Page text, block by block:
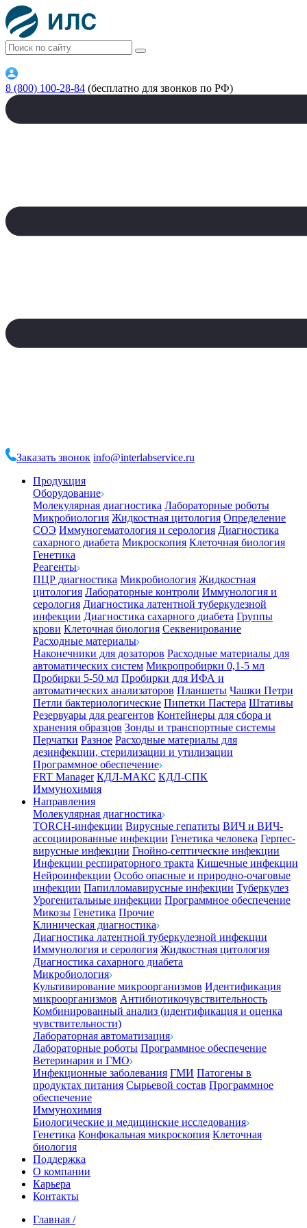
8 (800) 100-28-84 (бесплатно для звонков по РФ)
Заказать звонок info@interlabservice.ru
Продукция
Оборудование
Молекулярная диагностика Лабораторные роботы
Микробиология Жидкостная цитология Определение
СОЭ Иммуногематология и серология Диагностика
сахарного диабета Микроскопия Клеточная биология
Генетика
Реагенты
ПЦР диагностика Микробиология Жидкостная
цитология Лабораторные контроли Иммунология и
серология Диагностика латентной туберкулезной
инфекции Диагностика сахарного диабета Группы
крови Клеточная биология Секвенирование
Расходные материалы
Наконечники для дозаторов Расходные материалы для
автоматических систем Микропробирки 0,1-5 мл
Пробирки 5-50 мл Пробирки для ИФА и
автоматических анализаторов Планшеты Чашки Петри
Петли бактериологические Пипетки Пастера Штативы
Резервуары для реагентов Контейнеры для сбора и
хранения образцов Зонды и транспортные системы
Перчатки Разное Расходные материалы для
дезинфекции, стерилизации и утилизации
Программное обеспечение
FRT Manager КДЛ-МАКС КДЛ-СПК
Иммунохимия
Направления
Молекулярная диагностика
TORCH-инфекции Вирусные гепатиты ВИЧ и ВИЧ-
ассоциированные инфекции Генетика человека Герпес-
вирусные инфекции Гнойно-септические инфекции
Инфекции респираторного тракта Кишечные инфекции
Нейроинфекции Особо опасные и природно-очаговые
инфекции Папилломавирусные инфекции Туберкулез
Урогенитальные инфекции Программное обеспечение
Микозы Генетика Прочие
Клиническая диагностика
Диагностика латентной туберкулезной инфекции
Иммунология и серология Жидкостная цитология
Диагностика сахарного диабета
Микробиология
Культивирование микроорганизмов Идентификация
микроорганизмов Антибиотикочувствительность
Комбинированный анализ (идентификация и оценка
чувствительности)
Лабораторная автоматизация
Лабораторные роботы Программное обеспечение
Ветеринария и ГМО
Инфекционные заболевания ГМИ Патогены в
продуктах питания Сырьевой состав Программное
обеспечение
Иммунохимия
Биологические и медицинские исследования
Генетика Конфокальная микроскопия Клеточная
биология
Поддержка
О компании
Карьера
Контакты
Главная /